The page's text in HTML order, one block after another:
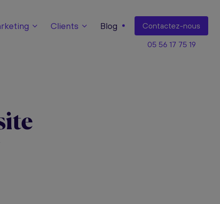
Clients Blog Contactez-nous
05 56 17 75 19